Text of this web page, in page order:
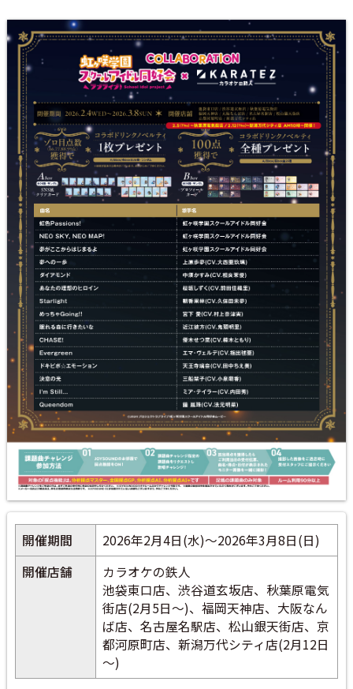
開催期間
2026年2月4日(水)～2026年3月8日(日)
開催店舗
カラオケの鉄人
池袋東口店、渋谷道玄坂店、秋葉原電気
街店(2月5日～)、福岡天神店、大阪なん
ば店、名古屋名駅店、松山銀天街店、京
都河原町店、新潟万代シティ店(2月12日
～)